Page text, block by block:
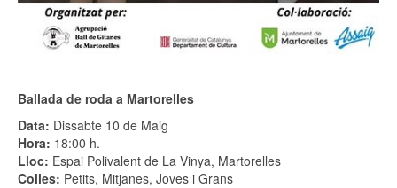
Ballada de roda a Martorelles
Data: Dissabte 10 de Maig
Hora: 18:00 h.
Lloc: Espai Polivalent de La Vinya, Martorelles
Colles: Petits, Mitjanes, Joves i Grans